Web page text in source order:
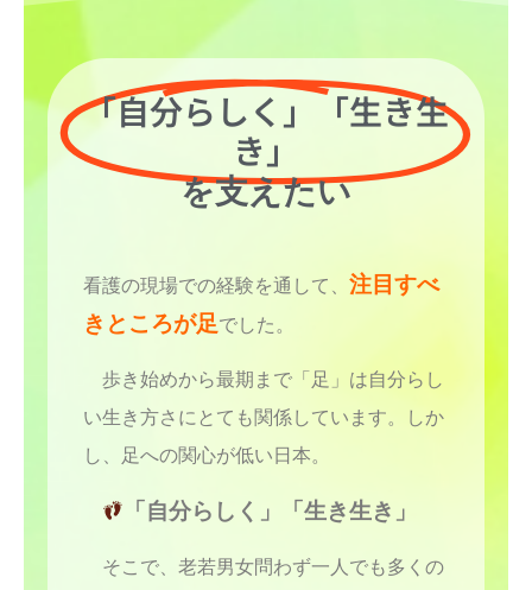
「自分らしく」「生き生
き」
を支えたい
看護の現場での経験を通して、 注目すべ
きところが足でした。
歩き始めから最期まで「足」は自分らし
い生き方さにとても関係しています。しか
し、足への関心が低い日本。
「自分らしく」「生き生き」
そこで、 老若男女問わず一人でも多くの